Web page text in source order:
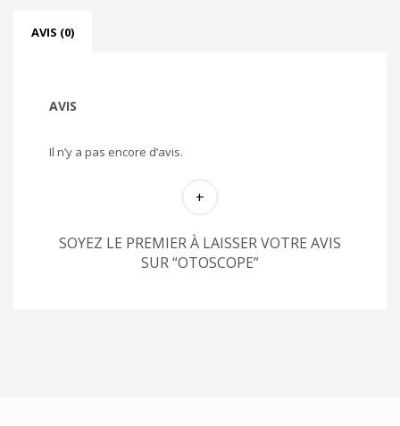
AVIS (0)
AVIS
Il n’y a pas encore d’avis.
SOYEZ LE PREMIER À LAISSER VOTRE AVIS
SUR “OTOSCOPE”